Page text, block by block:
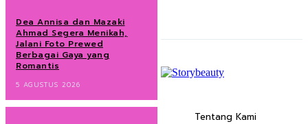
Dea Annisa dan Mazaki
Ahmad Segera Menikah,
Jalani Foto Prewed
Berbagai Gaya yang
Romantis
5 AGUSTUS 2026
Tentang Kami